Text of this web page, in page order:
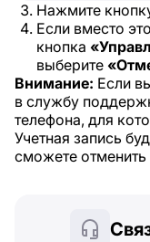
Нажмите
Если вместо
кнопка
выберите
Внимание: Если
в службу
телефона, для
Учетная запись
сможете отменить